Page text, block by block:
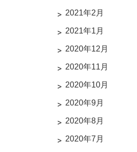
2021年2月
2021年1月
2020年12月
2020年11月
2020年10月
2020年9月
2020年8月
2020年7月